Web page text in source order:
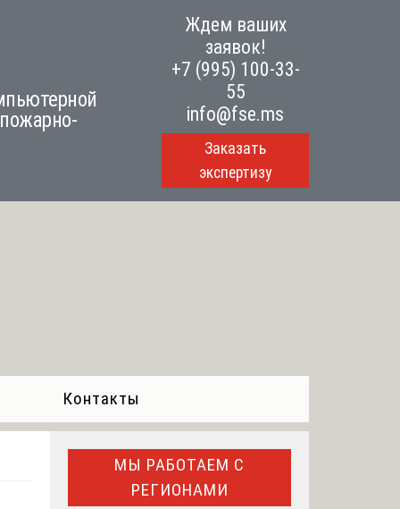
Ждем ваших
заявок!
+7 (995) 100-33-
55
info@fse.ms
Заказать
экспертизу
Контакты
МЫ РАБОТАЕМ С
РЕГИОНАМИ